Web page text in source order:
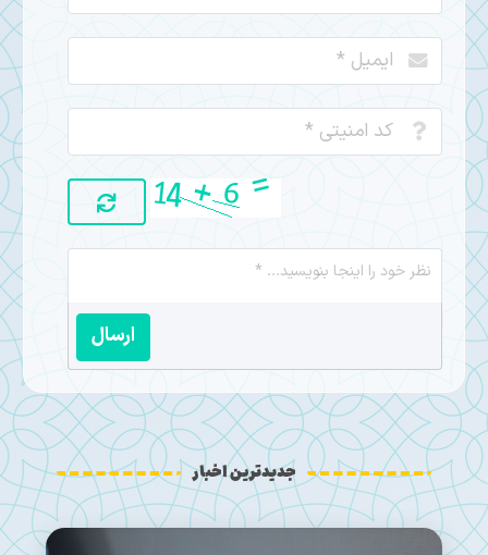
ارسال
جدیدترین اخبار